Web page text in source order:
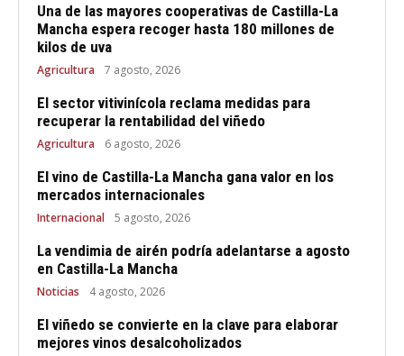
Una de las mayores cooperativas de Castilla-La
Mancha espera recoger hasta 180 millones de
kilos de uva
Agricultura 7 agosto, 2026
El sector vitivinícola reclama medidas para
recuperar la rentabilidad del viñedo
Agricultura 6 agosto, 2026
El vino de Castilla-La Mancha gana valor en los
mercados internacionales
Internacional 5 agosto, 2026
La vendimia de airén podría adelantarse a agosto
en Castilla-La Mancha
Noticias 4 agosto, 2026
El viñedo se convierte en la clave para elaborar
mejores vinos desalcoholizados